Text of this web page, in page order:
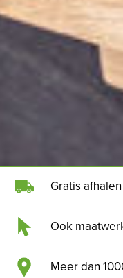
Gratis
Ook
Meer dan